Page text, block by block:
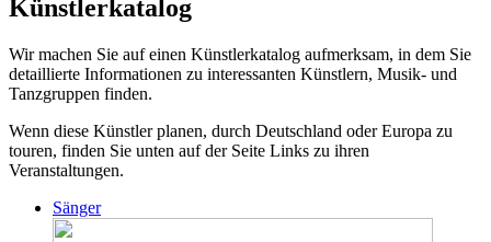
Künstlerkatalog
Wir machen Sie auf einen Künstlerkatalog aufmerksam, in dem Sie
detaillierte Informationen zu interessanten Künstlern, Musik- und
Tanzgruppen finden.
Wenn diese Künstler planen, durch Deutschland oder Europa zu
touren, finden Sie unten auf der Seite Links zu ihren
Veranstaltungen.
Sänger